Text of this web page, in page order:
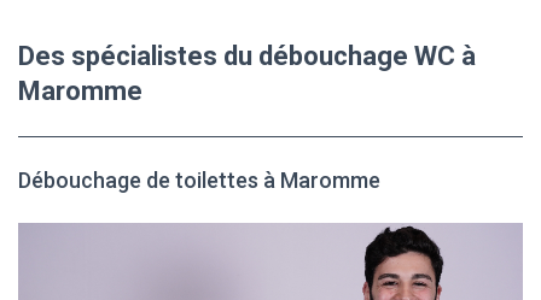
Des spécialistes du débouchage WC à
Maromme
Débouchage de toilettes à Maromme